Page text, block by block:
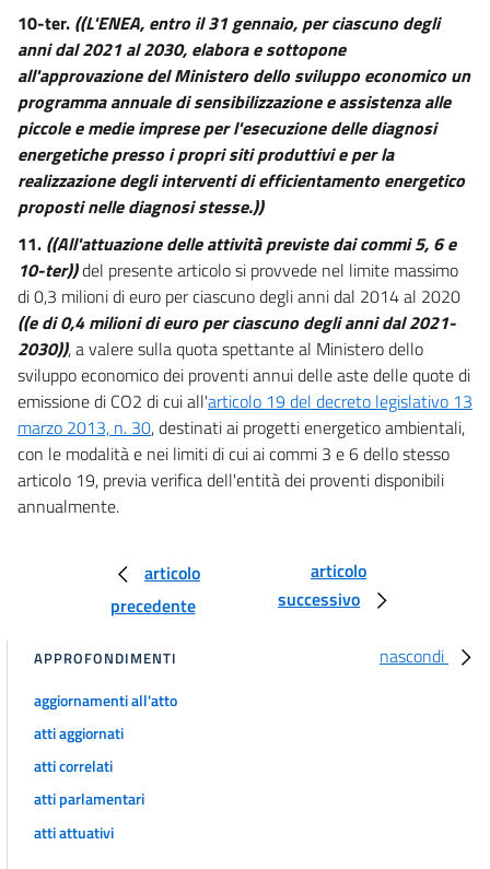
10-ter. ((L'ENEA, entro il 31 gennaio, per ciascuno degli
anni dal 2021 al 2030, elabora e sottopone
all'approvazione del Ministero dello sviluppo economico un
programma annuale di sensibilizzazione e assistenza alle
piccole e medie imprese per l'esecuzione delle diagnosi
energetiche presso i propri siti produttivi e per la
realizzazione degli interventi di efficientamento energetico
proposti nelle diagnosi stesse.))
11. ((All'attuazione delle attività previste dai commi 5, 6 e
10-ter))del presente articolo si provvede nel limite massimo
di 0,3 milioni di euro per ciascuno degli anni dal 2014 al 2020
((e di 0,4 milioni di euro per ciascuno degli anni dal 2021-
2030)), a valere sulla quota spettante al Ministero dello
sviluppo economico dei proventi annui delle aste delle quote di
emissione di CO2 di cui all'articolo 19 del decreto legislativo 13
marzo 2013, n. 30, destinati ai progetti energetico ambientali,
con le modalità e nei limiti di cui ai commi 3 e 6 dello stesso
articolo 19, previa verifica dell'entità dei proventi disponibili
annualmente.
articolo
precedente
articolo
successivo
nascondi
APPROFONDIMENTI
aggiornamenti all'atto
atti aggiornati
atti correlati
atti parlamentari
atti attuativi